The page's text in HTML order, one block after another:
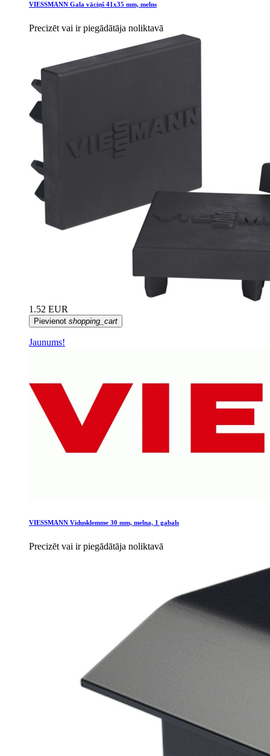
VIESSMANN Gala vāciņš 41x35 mm, melns
Precizēt vai ir piegādātāja noliktavā
1.52 EUR
Pievienot shopping_cart
Jaunums!
VIESSMANN Vidusklemme 30 mm, melna, 1 gabals
Precizēt vai ir piegādātāja noliktavā